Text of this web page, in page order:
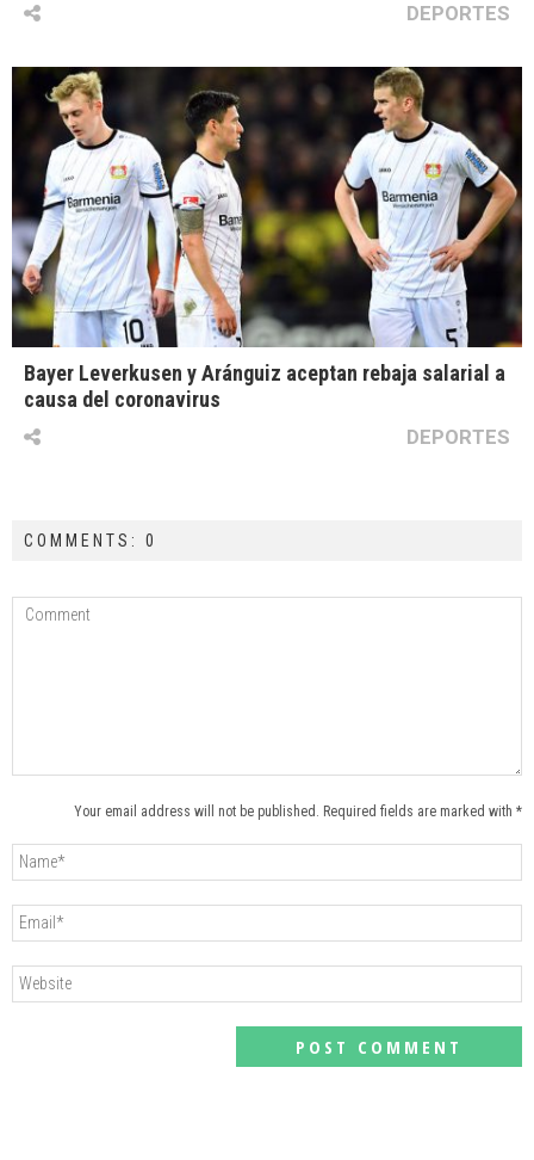
DEPORTES
Bayer Leverkusen y Aránguiz aceptan rebaja salarial a
causa del coronavirus
DEPORTES
COMMENTS: 0
Your email address will not be published. Required fields are marked with *